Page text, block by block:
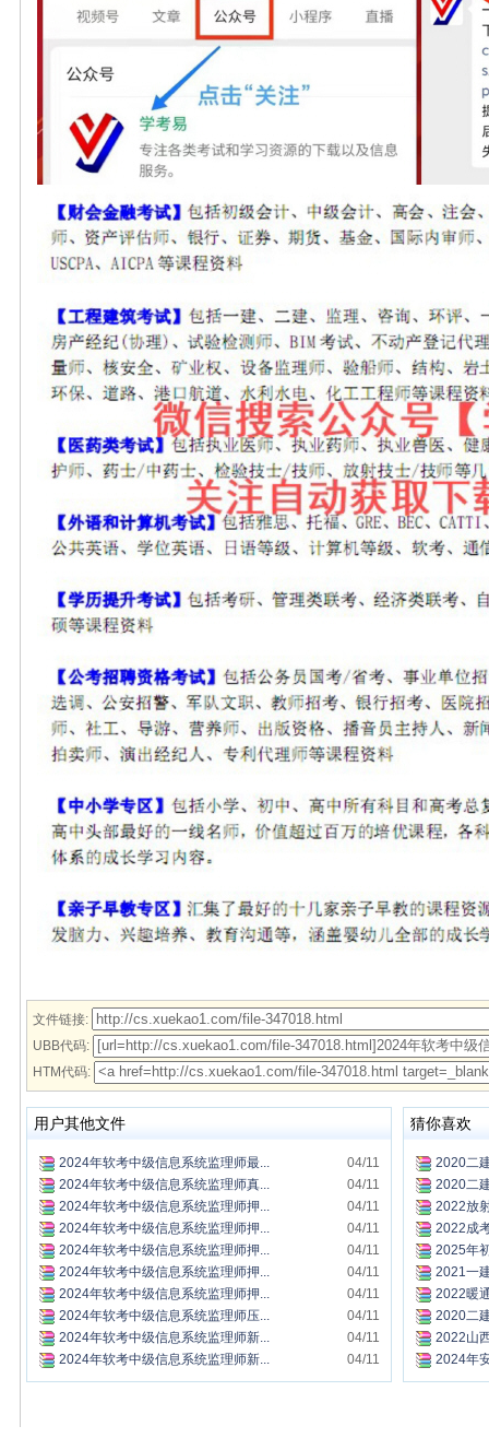
文件链接:
UBB代码:
HTM代码:
用户其他文件
04/11
2024年软考中级信息系统监理师最...
04/11
2024年软考中级信息系统监理师真...
04/11
2024年软考中级信息系统监理师押...
04/11
2024年软考中级信息系统监理师押...
04/11
2024年软考中级信息系统监理师押...
04/11
2024年软考中级信息系统监理师押...
04/11
2024年软考中级信息系统监理师押...
04/11
2024年软考中级信息系统监理师压...
04/11
2024年软考中级信息系统监理师新...
04/11
2024年软考中级信息系统监理师新...
猜你喜欢
2020二
2020二
2022放
2022成
2025年
2021一
2022暖
2020二
2022山
2024年